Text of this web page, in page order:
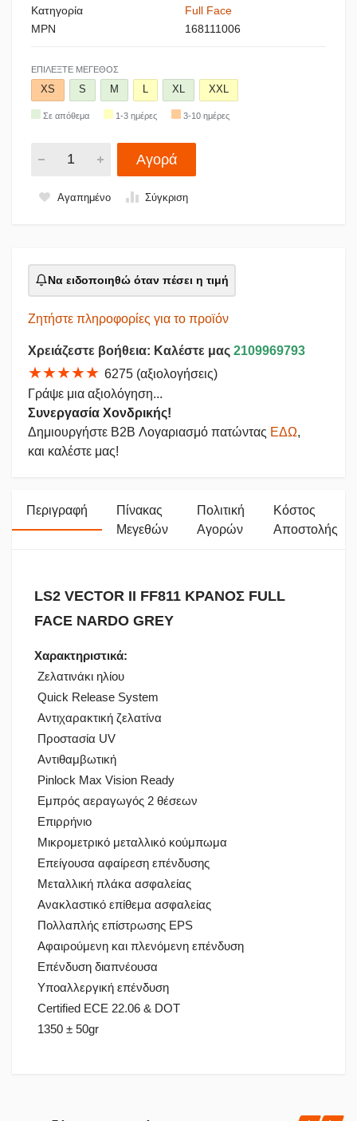
Κατηγορία
Full Face
MPN
168111006
ΕΠΙΛΈΞΤΕ ΜΈΓΕΘΟΣ
XS S M L XL XXL
Σε απόθεμα 1-3 ημέρες 3-10 ημέρες
Αγορά
Αγαπημένο Σύγκριση
Να ειδοποιηθώ όταν πέσει η τιμή
Ζητήστε πληροφορίες για το προϊόν
Χρειάζεστε βοήθεια: Καλέστε μας 2109969793
★★★★★ 6275 (αξιολογήσεις)
Γράψε μια αξιολόγηση...
Συνεργασία Χονδρικής!
Δημιουργήστε B2B Λογαριασμό πατώντας ΕΔΩ,
και καλέστε μας!
Περιγραφή
Πίνακας
Μεγεθών
Πολιτική
Αγορών
Κόστος
Αποστολής
LS2 VECTOR II FF811 ΚΡΑΝΟΣ FULL
FACE NARDO GREY
Χαρακτηριστικά:
Ζελατινάκι ηλίου
Quick Release System
Αντιχαρακτική ζελατίνα
Προστασία UV
Αντιθαμβωτική
Pinlock Max Vision Ready
Εμπρός αεραγωγός 2 θέσεων
Επιρρήνιο
Μικρομετρικό μεταλλικό κούμπωμα
Επείγουσα αφαίρεση επένδυσης
Μεταλλική πλάκα ασφαλείας
Ανακλαστικό επίθεμα ασφαλείας
Πολλαπλής επίστρωσης EPS
Αφαιρούμενη και πλενόμενη επένδυση
Επένδυση διαπνέουσα
Υποαλλεργική επένδυση
Certified ECE 22.06 & DOT
1350 ± 50gr